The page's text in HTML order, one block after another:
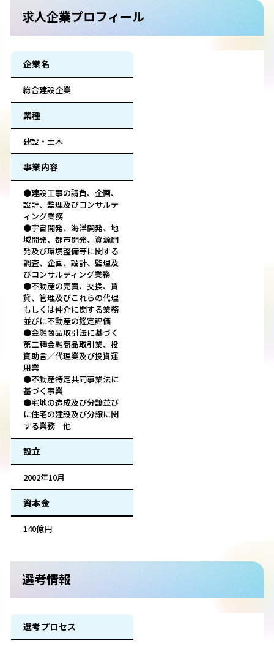
求人企業プロフィール
企業名
総合建設企業
業種
建設・土木
事業内容
●建設工事の請負、企画、
設計、監理及びコンサルテ
ィング業務
●宇宙開発、海洋開発、地
域開発、都市開発、資源開
発及び環境整備等に関する
調査、企画、設計、監理及
びコンサルティング業務
●不動産の売買、交換、賃
貸、管理及びこれらの代理
もしくは仲介に関する業務
並びに不動産の鑑定評価
●金融商品取引法に基づく
第二種金融商品取引業、投
資助言／代理業及び投資運
用業
●不動産特定共同事業法に
基づく事業
●宅地の造成及び分譲並び
に住宅の建設及び分譲に関
する業務 他
設立
2002年10月
資本金
140億円
選考情報
選考プロセス